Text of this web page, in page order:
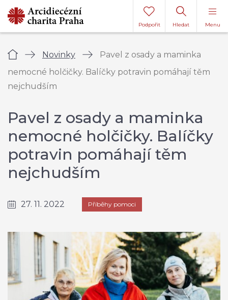
Menu
Hledat
Podpořit
Úvod Novinky
Pavel z osady a maminka
nemocné holčičky. Balíčky potravin pomáhají těm
nejchudším
Pavel z osady a maminka
nemocné holčičky. Balíčky
potravin pomáhají těm
nejchudším
27. 11. 2022 Příběhy pomoci